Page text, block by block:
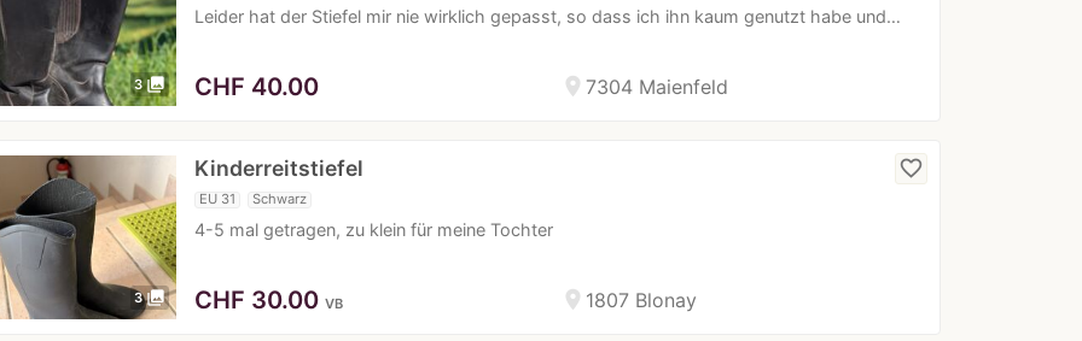
3 photo_library
Leider hat der Stiefel mir nie wirklich gepasst, so dass ich ihn kaum genutzt habe und…
location_on 7304 Maienfeld
CHF 40.00
3 photo_library
Kinderreitstiefel
EU 31 Schwarz
4-5 mal getragen, zu klein für meine Tochter
favorite_border
location_on 1807 Blonay
CHF 30.00 VB